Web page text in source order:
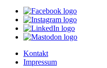
Kontakt
Impressum